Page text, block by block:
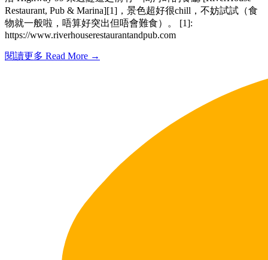
Restaurant, Pub & Marina][1]，景色超好很chill，不妨試試（食
物就一般啦，唔算好突出但唔會難食）。 [1]:
https://www.riverhouserestaurantandpub.com
閱讀更多 Read More →